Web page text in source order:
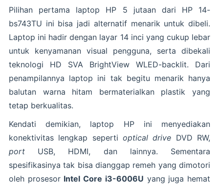
Pilihan pertama laptop HP 5 jutaan dari HP 14-
bs743TU ini bisa jadi alternatif menarik untuk dibeli.
Laptop ini hadir dengan layar 14 inci yang cukup lebar
untuk kenyamanan visual pengguna, serta dibekali
teknologi HD SVA BrightView WLED-backlit. Dari
penampilannya laptop ini tak begitu menarik hanya
balutan warna hitam bermaterialkan plastik yang
tetap berkualitas.
Kendati demikian, laptop HP ini menyediakan
konektivitas lengkap seperti optical drive DVD RW,
port USB, HDMI, dan lainnya. Sementara
spesifikasinya tak bisa dianggap remeh yang dimotori
oleh prosesor Intel Core i3-6006U yang juga hemat